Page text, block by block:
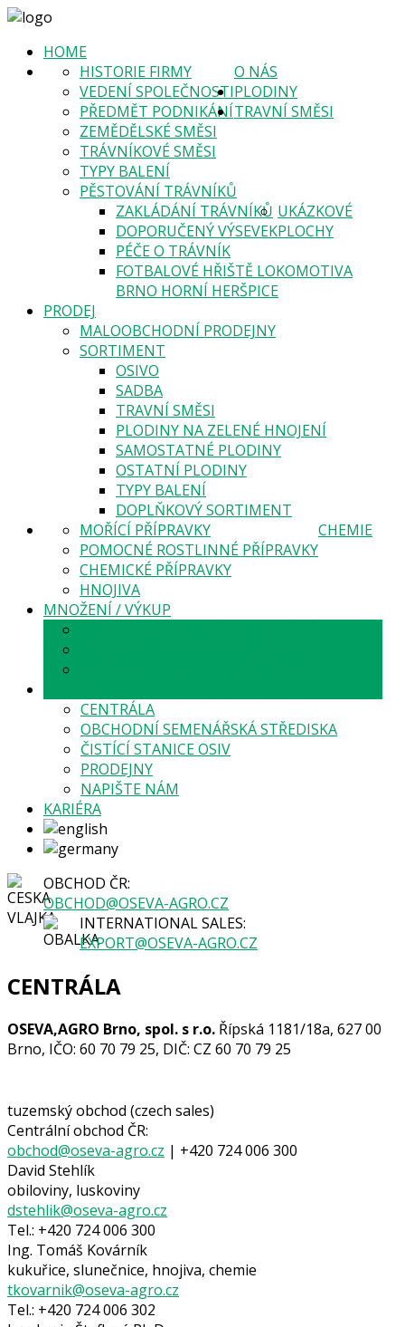
HOME
O NÁS
HISTORIE FIRMY
VEDENÍ SPOLEČNOSTI
PŘEDMĚT PODNIKÁNÍ
PLODINY
TRAVNÍ SMĚSI
ZEMĚDĚLSKÉ SMĚSI
TRÁVNÍKOVÉ SMĚSI
TYPY BALENÍ
PĚSTOVÁNÍ TRÁVNÍKŮ
ZAKLÁDÁNÍ TRÁVNÍKŮ
DOPORUČENÝ VÝSEVEK
PÉČE O TRÁVNÍK
UKÁZKOVÉ
PLOCHY
FOTBALOVÉ HŘIŠTĚ LOKOMOTIVA
BRNO HORNÍ HERŠPICE
PRODEJ
MALOOBCHODNÍ PRODEJNY
SORTIMENT
OSIVO
SADBA
TRAVNÍ SMĚSI
PLODINY NA ZELENÉ HNOJENÍ
SAMOSTATNÉ PLODINY
OSTATNÍ PLODINY
TYPY BALENÍ
DOPLŇKOVÝ SORTIMENT
CHEMIE
MOŘÍCÍ PŘÍPRAVKY
POMOCNÉ ROSTLINNÉ PŘÍPRAVKY
CHEMICKÉ PŘÍPRAVKY
HNOJIVA
MNOŽENÍ / VÝKUP
CENTRÁLA
OBCHODNÍ SEMENÁŘSKÁ STŘEDISKA
ČISTÍCÍ STANICE OSIV
PRODEJNY
NAPIŠTE NÁM
KARIÉRA
OBCHOD ČR:
OBCHOD@OSEVA-AGRO.CZ
INTERNATIONAL SALES:
EXPORT@OSEVA-AGRO.CZ
CENTRÁLA
OSEVA,AGRO Brno, spol. s r.o. Řípská 1181/18a, 627 00
Brno, IČO: 60 70 79 25, DIČ: CZ 60 70 79 25
tuzemský obchod (czech sales)
Centrální obchod ČR:
obchod@oseva-agro.cz | +420 724 006 300
David Stehlík
obiloviny, luskoviny
dstehlik@oseva-agro.cz
Tel.: +420 724 006 300
Ing. Tomáš Kovárník
kukuřice, slunečnice, hnojiva, chemie
tkovarnik@oseva-agro.cz
Tel.: +420 724 006 302